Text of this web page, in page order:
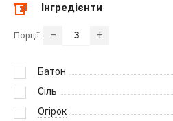
Інгредієнти
Порції: – +
Батон
Сіль
Огірок